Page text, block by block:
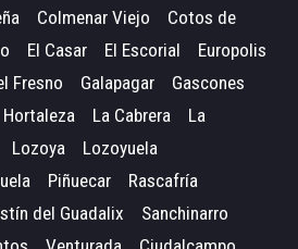
Colmenar Viejo
Cotos de
El Casar El Escorial
Europolis
Fresno Galapagar
Gascones
Hortaleza La Cabrera
La
Lozoya
Lozoyuela
Piñuecar
Rascafría
del Guadalix
Sanchinarro